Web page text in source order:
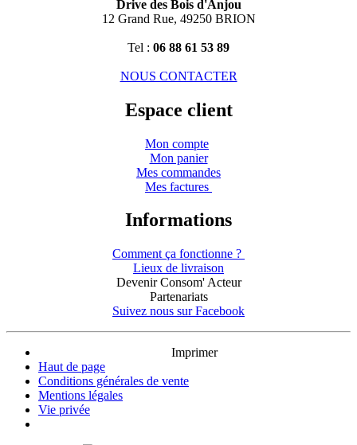
Drive des Bois d'Anjou
12 Grand Rue, 49250 BRION
Tel : 06 88 61 53 89
NOUS CONTACTER
Espace client
Mon compte
Mon panier
Mes commandes
Mes factures
Informations
Comment ça fonctionne ?
Lieux de livraison
Devenir Consom' Acteur
Partenariats
Suivez nous sur Facebook
Imprimer
Haut de page
Conditions générales de vente
Mentions légales
Vie privée